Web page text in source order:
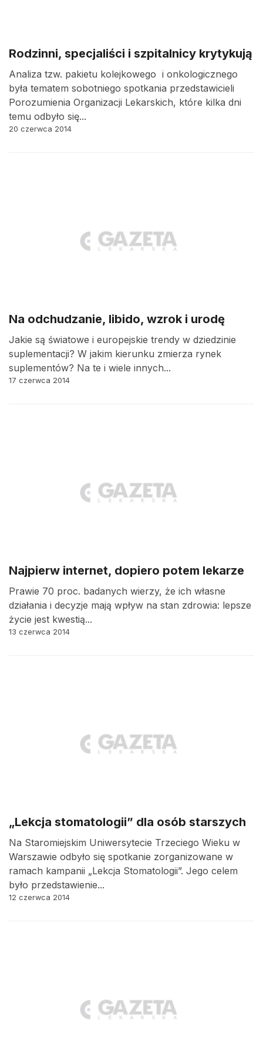
Rodzinni, specjaliści i szpitalnicy krytykują
Analiza tzw. pakietu kolejkowego i onkologicznego
była tematem sobotniego spotkania przedstawicieli
Porozumienia Organizacji Lekarskich, które kilka dni
temu odbyło się...
20 czerwca 2014
Na odchudzanie, libido, wzrok i urodę
Jakie są światowe i europejskie trendy w dziedzinie
suplementacji? W jakim kierunku zmierza rynek
suplementów? Na te i wiele innych...
17 czerwca 2014
Najpierw internet, dopiero potem lekarze
Prawie 70 proc. badanych wierzy, że ich własne
działania i decyzje mają wpływ na stan zdrowia: lepsze
życie jest kwestią...
13 czerwca 2014
„Lekcja stomatologii” dla osób starszych
Na Staromiejskim Uniwersytecie Trzeciego Wieku w
Warszawie odbyło się spotkanie zorganizowane w
ramach kampanii „Lekcja Stomatologii”. Jego celem
było przedstawienie...
12 czerwca 2014